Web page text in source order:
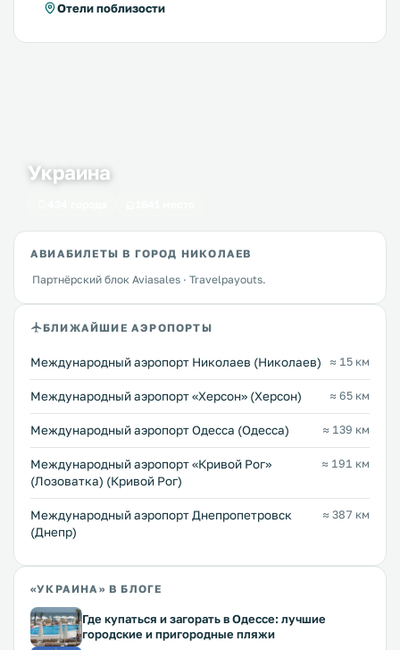
Отели поблизости
Украина
АВИАБИЛЕТЫ В ГОРОД НИКОЛАЕВ
Партнёрский блок Aviasales · Travelpayouts.
БЛИЖАЙШИЕ АЭРОПОРТЫ
Международный аэропорт Николаев (Николаев) ≈ 15 км
Международный аэропорт «Херсон» (Херсон) ≈ 65 км
Международный аэропорт Одесса (Одесса) ≈ 139 км
Международный аэропорт «Кривой Рог»
(Лозоватка) (Кривой Рог)
≈ 191 км
Международный аэропорт Днепропетровск
(Днепр)
≈ 387 км
«УКРАИНА» В БЛОГЕ
Где купаться и загорать в Одессе: лучшие
городские и пригородные пляжи